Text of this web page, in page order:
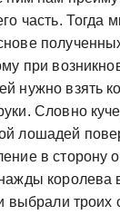
часть. Тогда
при
нужно взять
Словно
лошадей
в сторону
королева
выбрали